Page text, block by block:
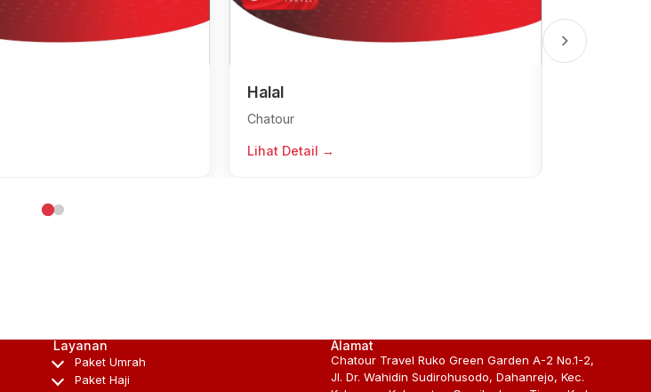
Halal
Chatour
Lihat Detail →
Layanan
Paket Umrah
Paket Haji
Alamat
Chatour Travel Ruko Green Garden A-2 No.1-2,
Jl. Dr. Wahidin Sudirohusodo, Dahanrejo, Kec.